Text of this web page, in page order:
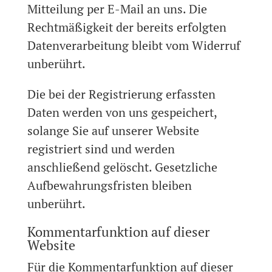
Mitteilung per E-Mail an uns. Die
Rechtmäßigkeit der bereits erfolgten
Datenverarbeitung bleibt vom Widerruf
unberührt.
Die bei der Registrierung erfassten
Daten werden von uns gespeichert,
solange Sie auf unserer Website
registriert sind und werden
anschließend gelöscht. Gesetzliche
Aufbewahrungsfristen bleiben
unberührt.
Kommentarfunktion auf dieser
Website
Für die Kommentarfunktion auf dieser